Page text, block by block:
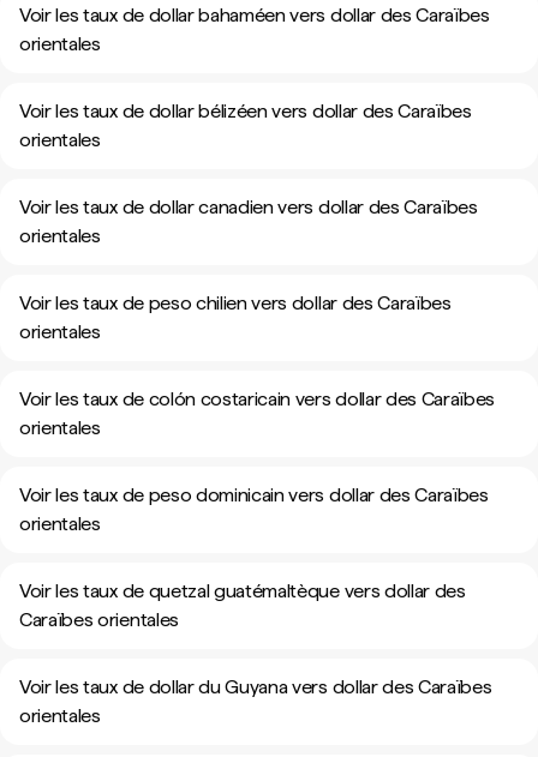
Voir les taux de dollar bahaméen vers dollar des Caraïbes
orientales
Voir les taux de dollar bélizéen vers dollar des Caraïbes
orientales
Voir les taux de dollar canadien vers dollar des Caraïbes
orientales
Voir les taux de peso chilien vers dollar des Caraïbes
orientales
Voir les taux de colón costaricain vers dollar des Caraïbes
orientales
Voir les taux de peso dominicain vers dollar des Caraïbes
orientales
Voir les taux de quetzal guatémaltèque vers dollar des
Caraïbes orientales
Voir les taux de dollar du Guyana vers dollar des Caraïbes
orientales